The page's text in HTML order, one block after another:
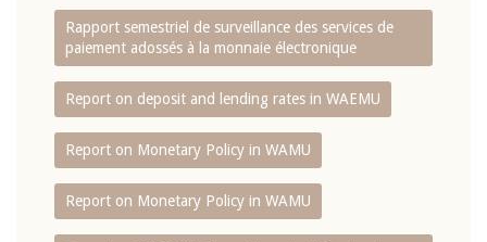
Rapport semestriel de surveillance des services de
paiement adossés à la monnaie électronique
Report on deposit and lending rates in WAEMU
Report on Monetary Policy in WAMU
Report on Monetary Policy in WAMU